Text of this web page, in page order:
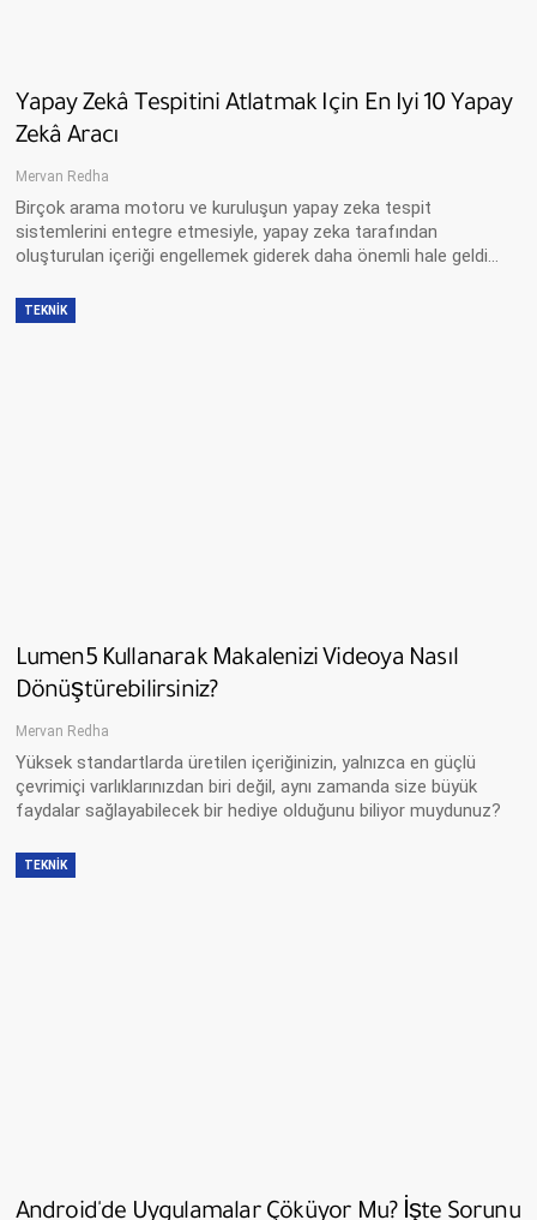
Yapay Zekâ Tespitini Atlatmak Için En Iyi 10 Yapay
Zekâ Aracı
Mervan Redha
Birçok arama motoru ve kuruluşun yapay zeka tespit
sistemlerini entegre etmesiyle, yapay zeka tarafından
oluşturulan içeriği engellemek giderek daha önemli hale geldi…
TEKNIK
Lumen5 Kullanarak Makalenizi Videoya Nasıl
Dönüştürebilirsiniz?
Mervan Redha
Yüksek standartlarda üretilen içeriğinizin, yalnızca en güçlü
çevrimiçi varlıklarınızdan biri değil, aynı zamanda size büyük
faydalar sağlayabilecek bir hediye olduğunu biliyor muydunuz?
TEKNIK
Android'de Uygulamalar Çöküyor Mu? İşte Sorunu